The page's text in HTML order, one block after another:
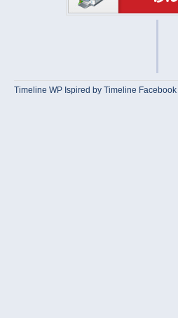
Timeline WP Ispired byTimeline Facebook